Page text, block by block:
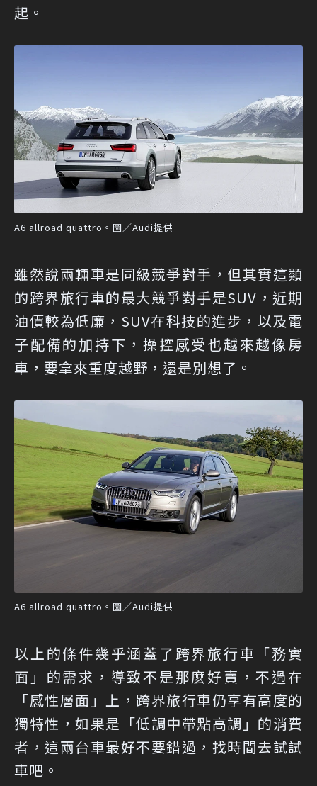
起。
A6 allroad quattro。圖／Audi提供
雖然說兩輛車是同級競爭對手，但其實這類
的跨界旅行車的最大競爭對手是SUV，近期
油價較為低廉，SUV在科技的進步，以及電
子配備的加持下，操控感受也越來越像房
車，要拿來重度越野，還是別想了。
A6 allroad quattro。圖／Audi提供
以上的條件幾乎涵蓋了跨界旅行車「務實
面」的需求，導致不是那麼好賣，不過在
「感性層面」上，跨界旅行車仍享有高度的
獨特性，如果是「低調中帶點高調」的消費
者，這兩台車最好不要錯過，找時間去試試
車吧。